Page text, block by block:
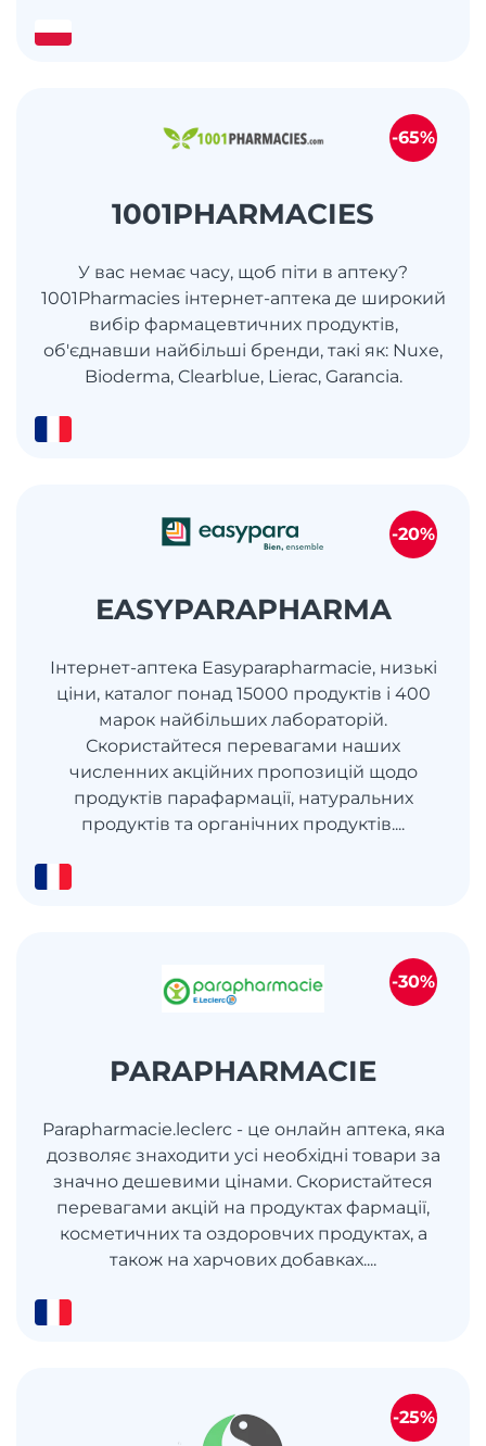
1001PHARMACIES
У вас немає часу, щоб піти в аптеку?
1001Pharmacies інтернет-аптека де широкий
вибір фармацевтичних продуктів,
об'єднавши найбільші бренди, такі як: Nuxe,
Bioderma, Clearblue, Lierac, Garancia.
-65%
EASYPARAPHARMA
Інтернет-аптека Easyparapharmacie, низькі
ціни, каталог понад 15000 продуктів і 400
марок найбільших лабораторій.
Скористайтеся перевагами наших
численних акційних пропозицій щодо
продуктів парафармації, натуральних
продуктів та органічних продуктів....
-20%
PARAPHARMACIE
Parapharmacie.leclerc - це онлайн аптека, яка
дозволяє знаходити усі необхідні товари за
значно дешевими цінами. Скористайтеся
перевагами акцій на продуктах фармації,
косметичних та оздоровчих продуктах, а
також на харчових добавках....
-30%
-25%